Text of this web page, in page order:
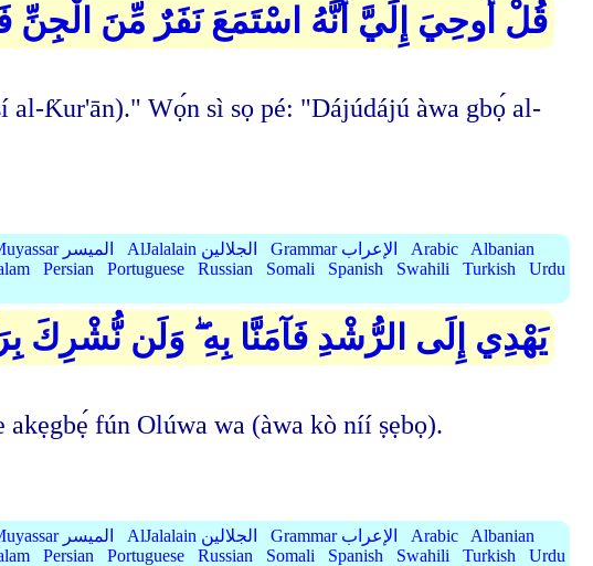
قُلْ أُوحِيَ إِلَيَّ أَنَّهُ اسْتَمَعَ نَفَرٌ مِّنَ الْجِنِّ
Ƙur'ān)." Wọ́n sì sọ pé: "Dájúdájú àwa gbọ́ al-
AlMuyassar الميسر AlJalalain الجلالين Grammar الإعراب Arabic
Albanian
Persian Portuguese Russian Somali Spanish Swahili Turkish
Urdu
يَهْدِي إِلَى الرُّشْدِ فَآمَنَّا بِهِ ۖ وَلَن نُّشْرِكَ
fún Olúwa wa (àwa kò níí ṣẹbọ).
AlMuyassar الميسر AlJalalain الجلالين Grammar الإعراب Arabic
Albanian
Persian Portuguese Russian Somali Spanish Swahili Turkish
Urdu